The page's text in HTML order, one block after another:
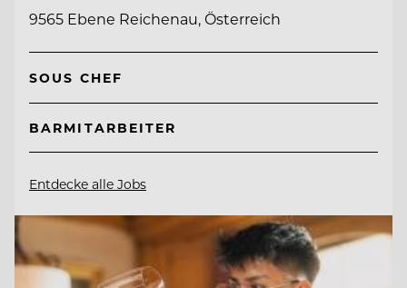
9565 Ebene Reichenau, Österreich
SOUS CHEF
BARMITARBEITER
Entdecke alle Jobs